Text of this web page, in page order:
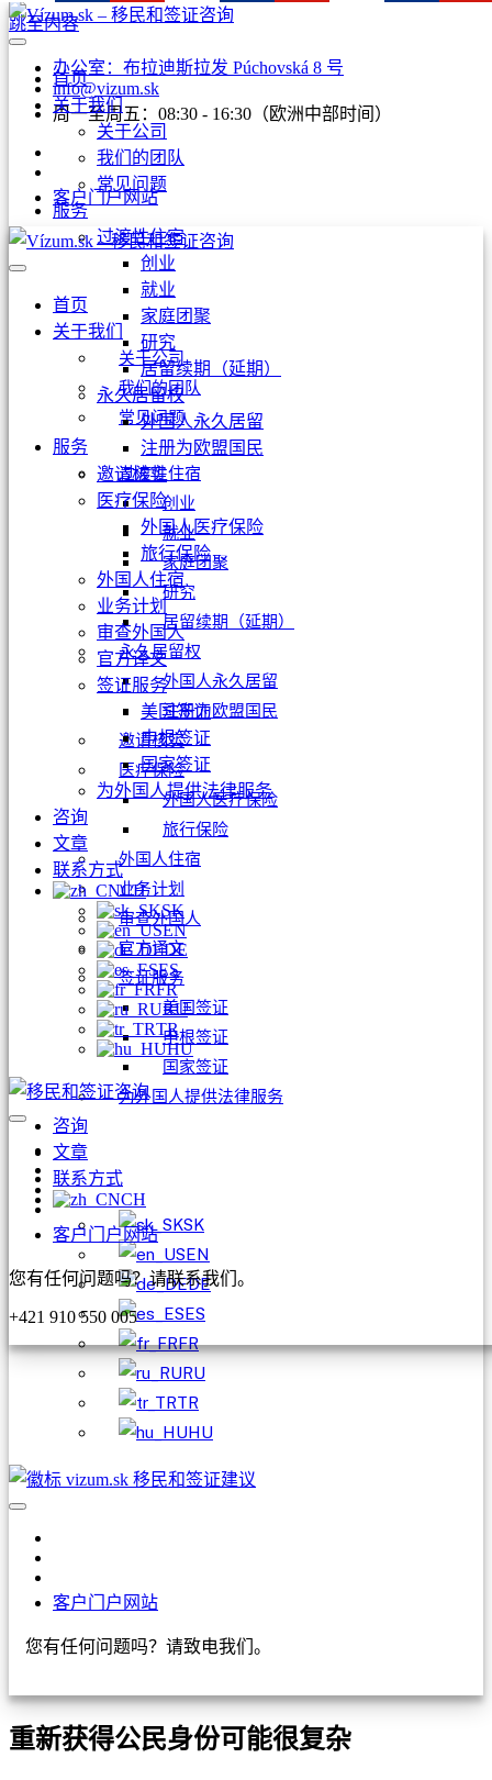
跳至内容
办公室：布拉迪斯拉发 Púchovská 8 号
info@vizum.sk
周一至周五：08:30 - 16:30（欧洲中部时间）
客户门户网站
首页
关于我们
关于公司
我们的团队
常见问题
服务
过渡性住宿
创业
就业
家庭团聚
研究
居留续期（延期）
永久居留权
外国人永久居留
注册为欧盟国民
邀请核实
医疗保险
外国人医疗保险
旅行保险
外国人住宿
业务计划
审查外国人
官方译文
签证服务
美国签证
申根签证
国家签证
为外国人提供法律服务
咨询
文章
联系方式
CH
SK
EN
DE
ES
FR
RU
TR
HU
客户门户网站
您有任何问题吗？请致电我们。
首页
关于我们
关于公司
我们的团队
常见问题
服务
过渡性住宿
创业
就业
家庭团聚
研究
居留续期（延期）
永久居留权
外国人永久居留
注册为欧盟国民
邀请核实
医疗保险
外国人医疗保险
旅行保险
外国人住宿
业务计划
审查外国人
官方译文
签证服务
美国签证
申根签证
国家签证
为外国人提供法律服务
咨询
文章
联系方式
CH
SK
EN
DE
ES
FR
RU
TR
HU
客户门户网站
您有任何问题吗？请联系我们。
+421 910 550 005
重新获得公民身份可能很复杂